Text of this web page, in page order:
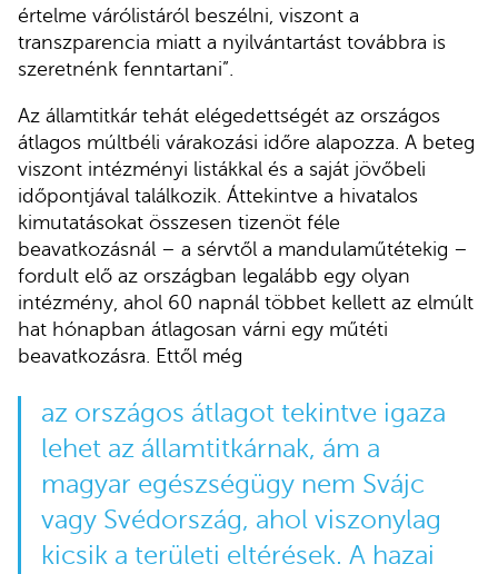
értelme várólistáról beszélni, viszont a
transzparencia miatt a nyilvántartást továbbra is
szeretnénk fenntartani”.
Az államtitkár tehát elégedettségét az országos
átlagos múltbéli várakozási időre alapozza. A beteg
viszont intézményi listákkal és a saját jövőbeli
időpontjával találkozik. Áttekintve a hivatalos
kimutatásokat összesen tizenöt féle
beavatkozásnál – a sérvtől a mandulaműtétekig –
fordult elő az országban legalább egy olyan
intézmény, ahol 60 napnál többet kellett az elmúlt
hat hónapban átlagosan várni egy műtéti
beavatkozásra. Ettől még
az országos átlagot tekintve igaza
lehet az államtitkárnak, ám a
magyar egészségügy nem Svájc
vagy Svédország, ahol viszonylag
kicsik a területi eltérések. A hazai